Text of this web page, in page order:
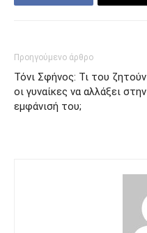
Προηγούμενο άρθρο
Τόνι Σφήνος: Τι του ζητούν
οι γυναίκες να αλλάξει στην
εμφάνισή του;